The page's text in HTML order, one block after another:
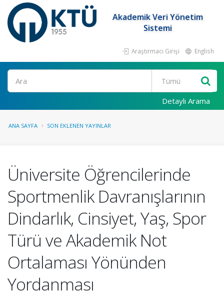
Akademik Veri Yönetim
Sistemi
Araştırmacı Girişi English
Ara
Detaylı Arama
ANA SAYFA SON EKLENEN YAYINLAR
Üniversite Öğrencilerinde
Sportmenlik Davranışlarının
Dindarlık, Cinsiyet, Yaş, Spor
Türü ve Akademik Not
Ortalaması Yönünden
Yordanması